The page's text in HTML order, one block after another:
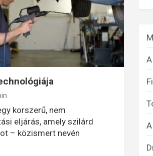
korszerű, nem
eljárás, amely szilárd
– közismert nevén